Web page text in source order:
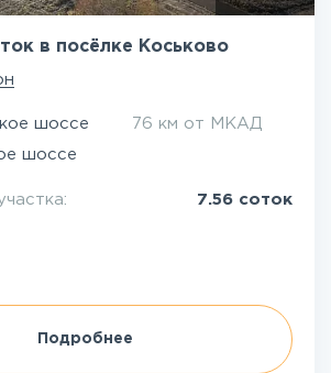
в посёлке Коськово
шоссе 76 км от МКАД
шоссе
7.56 соток
Подробнее